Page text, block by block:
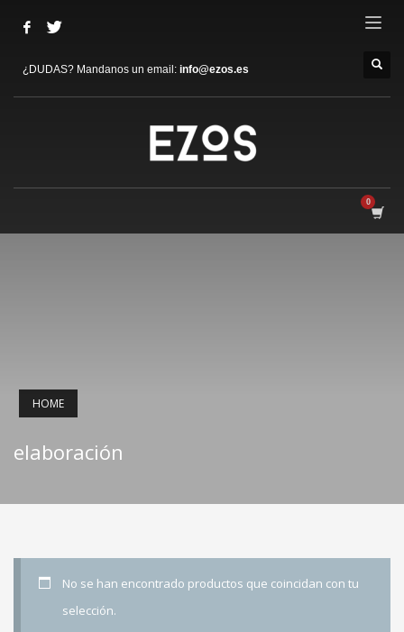
¿DUDAS? Mandanos un email: info@ezos.es
HOME
elaboración
No se han encontrado productos que coincidan con tu
selección.